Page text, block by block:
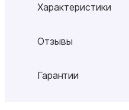
Характеристики
Отзывы
Гарантии